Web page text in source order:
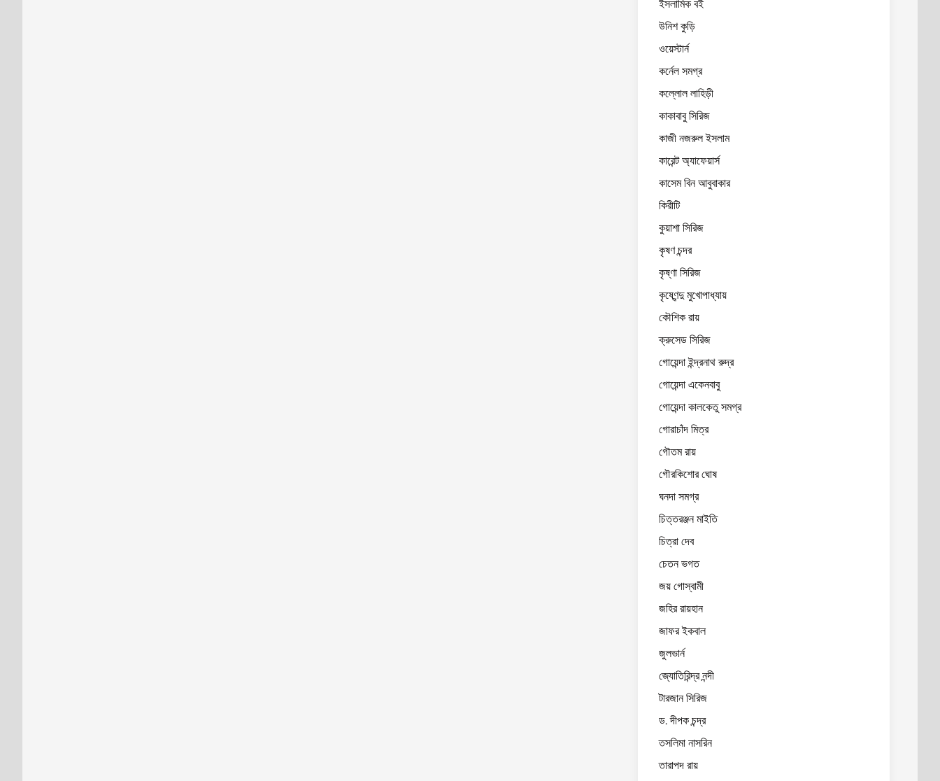
ইসলামিক বই
উনিশ কুড়ি
ওয়েস্টার্ন
কর্নেল সমগ্র
কল্লোল লাহিড়ী
কাকাবাবু সিরিজ
কাজী নজরুল ইসলাম
কারেন্ট অ্যাফেয়ার্স
কাসেম বিন আবুবাকার
কিরীটি
কুয়াশা সিরিজ
কৃষণ চন্দর
কৃষ্ণা সিরিজ
কৃষ্ণেন্দু মুখোপাধ্যায়
কৌশিক রায়
ক্রুসেড সিরিজ
গোয়েন্দা ইন্দ্রনাথ রুদ্র
গোয়েন্দা একেনবাবু
গোয়েন্দা কালকেতু সমগ্র
গোরাচাঁদ মিত্র
গৌতম রায়
গৌরকিশোর ঘোষ
ঘনদা সমগ্র
চিত্তরঞ্জন মাইতি
চিত্রা দেব
চেতন ভগত
জয় গোস্বামী
জহির রায়হান
জাফর ইকবাল
জুলভার্ন
জ্যোতিরিন্দ্র নন্দী
টারজান সিরিজ
ড. দীপক চন্দ্র
তসলিমা নাসরিন
তারাপদ রায়